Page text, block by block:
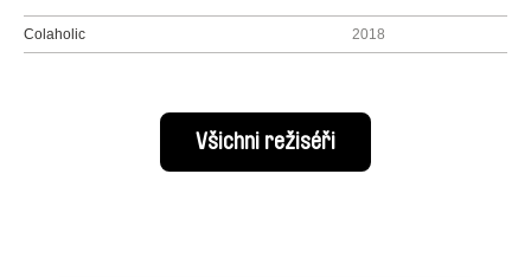
Colaholic 2018
Všichni režiséři